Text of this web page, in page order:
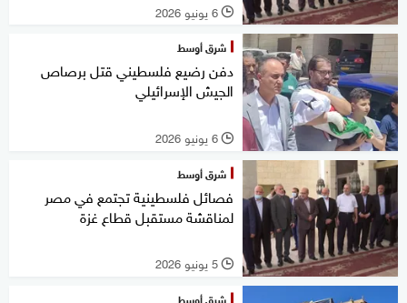
l 6 يونيو 2026
شرق أوسط
دفن رضيع فلسطيني قتل برصاص
الجيش الإسرائيلي
l 6 يونيو 2026
شرق أوسط
فصائل فلسطينية تجتمع في مصر
لمناقشة مستقبل قطاع غزة
l 5 يونيو 2026
شرق أوسط